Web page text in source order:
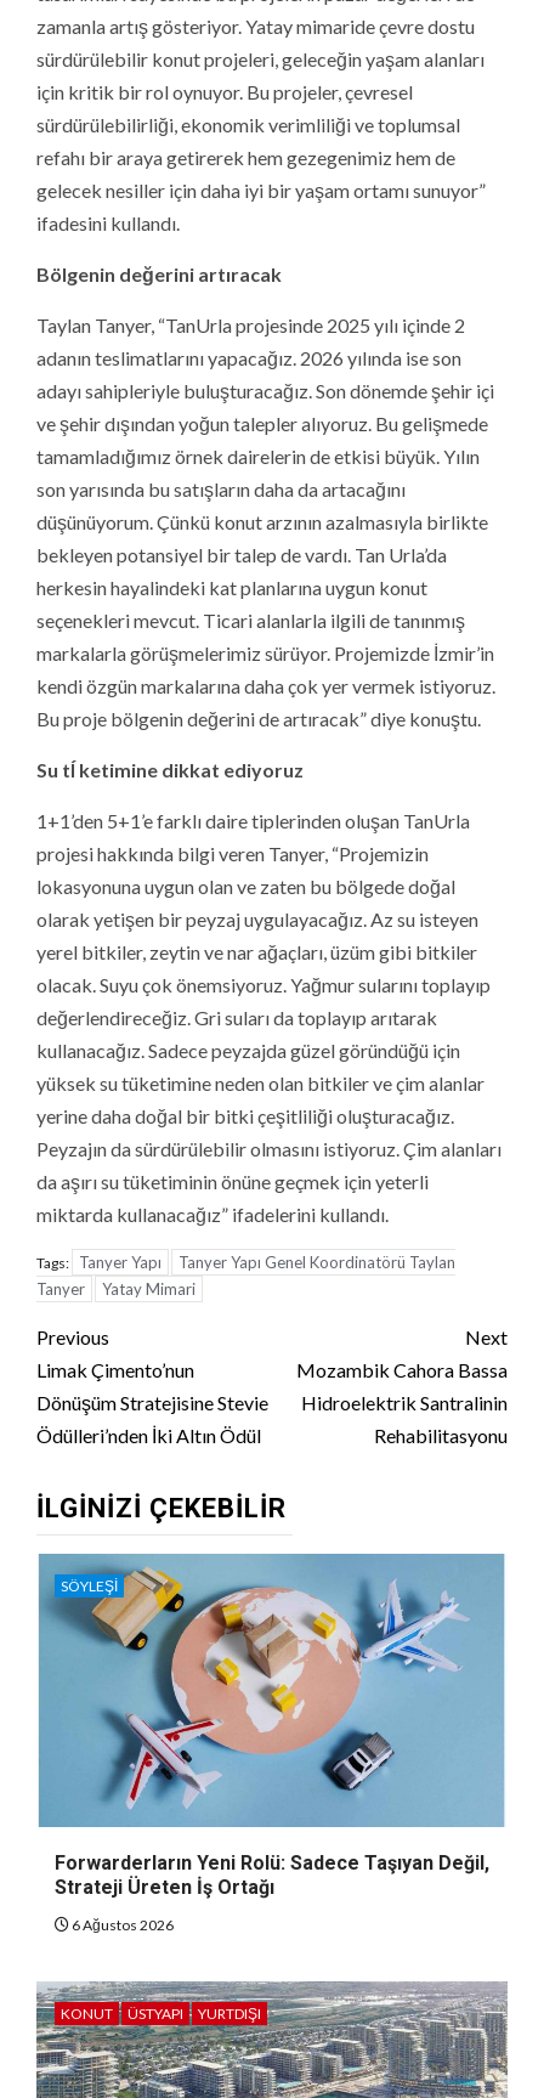
zamanla artış gösteriyor. Yatay mimaride çevre dostu
sürdürülebilir konut projeleri, geleceğin yaşam alanları
için kritik bir rol oynuyor. Bu projeler, çevresel
sürdürülebilirliği, ekonomik verimliliği ve toplumsal
refahı bir araya getirerek hem gezegenimiz hem de
gelecek nesiller için daha iyi bir yaşam ortamı sunuyor”
ifadesini kullandı.
Bölgenin değerini artıracak
Taylan Tanyer, “TanUrla projesinde 2025 yılı içinde 2
adanın teslimatlarını yapacağız. 2026 yılında ise son
adayı sahipleriyle buluşturacağız. Son dönemde şehir içi
ve şehir dışından yoğun talepler alıyoruz. Bu gelişmede
tamamladığımız örnek dairelerin de etkisi büyük. Yılın
son yarısında bu satışların daha da artacağını
düşünüyorum. Çünkü konut arzının azalmasıyla birlikte
bekleyen potansiyel bir talep de vardı. Tan Urla’da
herkesin hayalindeki kat planlarına uygun konut
seçenekleri mevcut. Ticari alanlarla ilgili de tanınmış
markalarla görüşmelerimiz sürüyor. Projemizde İzmir’in
kendi özgün markalarına daha çok yer vermek istiyoruz.
Bu proje bölgenin değerini de artıracak” diye konuştu.
Su tÍ ketimine dikkat ediyoruz
1+1’den 5+1’e farklı daire tiplerinden oluşan TanUrla
projesi hakkında bilgi veren Tanyer, “Projemizin
lokasyonuna uygun olan ve zaten bu bölgede doğal
olarak yetişen bir peyzaj uygulayacağız. Az su isteyen
yerel bitkiler, zeytin ve nar ağaçları, üzüm gibi bitkiler
olacak. Suyu çok önemsiyoruz. Yağmur sularını toplayıp
değerlendireceğiz. Gri suları da toplayıp arıtarak
kullanacağız. Sadece peyzajda güzel göründüğü için
yüksek su tüketimine neden olan bitkiler ve çim alanlar
yerine daha doğal bir bitki çeşitliliği oluşturacağız.
Peyzajın da sürdürülebilir olmasını istiyoruz. Çim alanları
da aşırı su tüketiminin önüne geçmek için yeterli
miktarda kullanacağız” ifadelerini kullandı.
Tags: Tanyer Yapı
Tanyer Yapı Genel Koordinatörü Taylan
Tanyer
Yatay Mimari
Continue
Reading
Previous
Limak Çimento’nun
Dönüşüm Stratejisine Stevie
Ödülleri’nden İki Altın Ödül
Next
Mozambik Cahora Bassa
Hidroelektrik Santralinin
Rehabilitasyonu
İLGINIZI ÇEKEBILIR
SÖYLEŞI
Forwarderların Yeni Rolü: Sadece Taşıyan Değil,
Strateji Üreten İş Ortağı
6 Ağustos 2026
KONUT ÜSTYAPI YURTDIŞI